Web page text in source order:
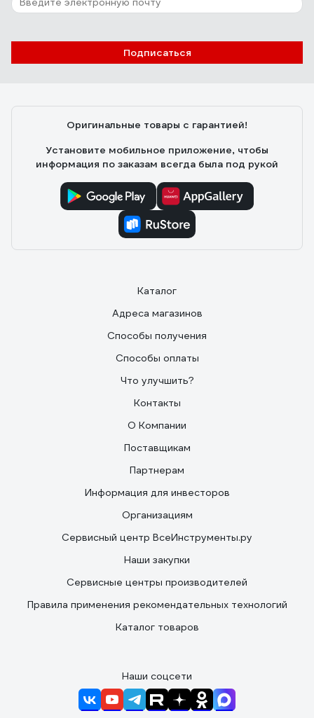
Подписаться
Оригинальные товары с гарантией!
Установите мобильное приложение, чтобы
информация по заказам всегда была под рукой
Каталог
Адреса магазинов
Способы получения
Способы оплаты
Что улучшить?
Контакты
О Компании
Поставщикам
Партнерам
Информация для инвесторов
Организациям
Сервисный центр ВсеИнструменты.ру
Наши закупки
Сервисные центры производителей
Правила применения рекомендательных технологий
Каталог товаров
Наши соцсети